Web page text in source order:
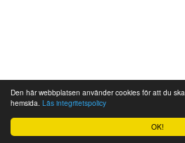
OK!
Den här webbplatsen använder cookies för att du
hemsida. Läs integritetspolicy